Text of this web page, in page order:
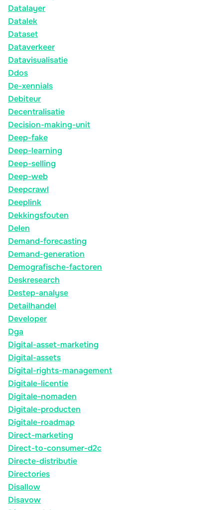
Datalayer
Datalek
Dataset
Dataverkeer
Datavisualisatie
Ddos
De-xennials
Debiteur
Decentralisatie
Decision-making-unit
Deep-fake
Deep-learning
Deep-selling
Deep-web
Deepcrawl
Deeplink
Dekkingsfouten
Delen
Demand-forecasting
Demand-generation
Demografische-factoren
Deskresearch
Destep-analyse
Detailhandel
Developer
Dga
Digital-asset-marketing
Digital-assets
Digital-rights-management
Digitale-licentie
Digitale-nomaden
Digitale-producten
Digitale-roadmap
Direct-marketing
Direct-to-consumer-d2c
Directe-distributie
Directories
Disallow
Disavow